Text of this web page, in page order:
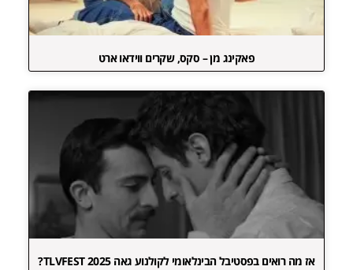
פאקינג מן – סקס, שקרים ווידאו ארט
אז מה רואים בפסטיבל הבינלאומי לקולנוע גאה TLVFEST 2025?